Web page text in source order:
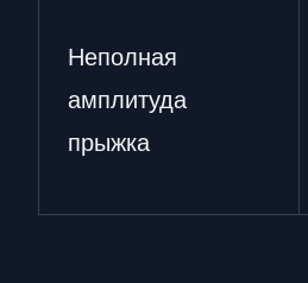
Неполная
амплитуда
прыжка